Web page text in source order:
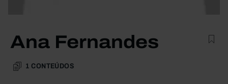
Ana Fernandes
1 CONTEÚDOS